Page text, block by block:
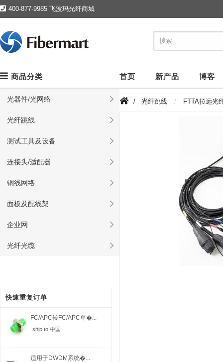
400-877-9985 飞波玛光纤商城
商品分类
光器件/光网络
光纤跳线
测试工具及设备
连接头/适配器
铜线网络
面板及配线架
企业网
光纤光缆
首页 新产品 博客
快速重复订单
FC/APC转FC/APC单�...
ship to 中国
适用于DWDM系统�...
/ 光纤跳线 FTTA拉远光